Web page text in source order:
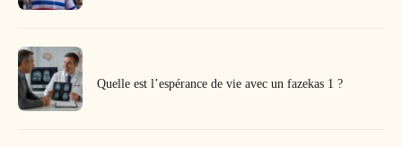
Quelle est l’espérance de vie avec un fazekas 1 ?